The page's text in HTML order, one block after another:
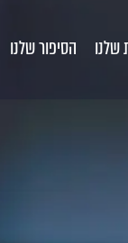
שלנו הסיפור שלנו